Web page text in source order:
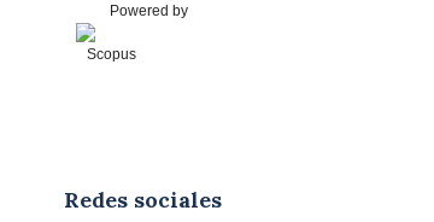
Powered by
Redes sociales